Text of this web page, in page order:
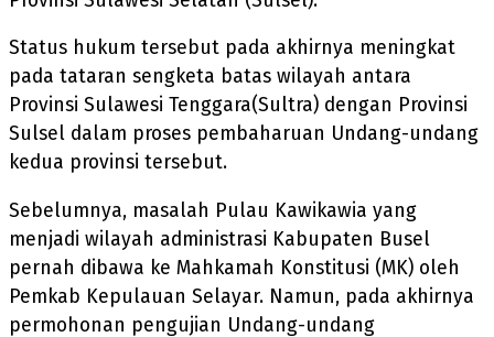
Status hukum tersebut pada akhirnya meningkat
pada tataran sengketa batas wilayah antara
Provinsi Sulawesi Tenggara(Sultra) dengan Provinsi
Sulsel dalam proses pembaharuan Undang-undang
kedua provinsi tersebut.
Sebelumnya, masalah Pulau Kawikawia yang
menjadi wilayah administrasi Kabupaten Busel
pernah dibawa ke Mahkamah Konstitusi (MK) oleh
Pemkab Kepulauan Selayar. Namun, pada akhirnya
permohonan pengujian Undang-undang